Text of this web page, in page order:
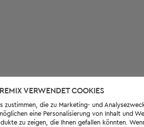
REMIX VERWENDET COOKIES
die zu Marketing- und
eine Personalisierung von Inhalt und
zu zeigen, die Ihnen gefallen könnten.